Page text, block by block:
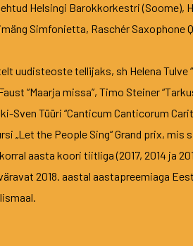
Helsingi Barokkorkestri
Simfonietta, Raschér Saxophone
tellijaks, sh Helena Tulve
“Maarja missa”, Timo Steiner
Tüüri “Canticum Canticorum
„Let the People Sing“ Grand prix,
aasta koori tiitliga (2017, 2014 ja
2018. aastal aastapreemiaga